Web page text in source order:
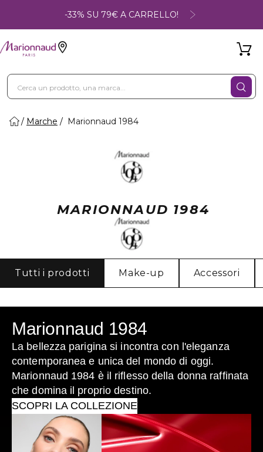
-33% SU 79€ A CARRELLO!
Marche Marionnaud 1984
MARIONNAUD 1984
Tutti i prodotti Make-up Accessori
Marionnaud 1984
La bellezza parigina si incontra con l'eleganza
contemporanea e unica del mondo di oggi.
Marionnaud 1984 è il riflesso della donna raffinata
che domina il proprio destino.
SCOPRI LA COLLEZIONE